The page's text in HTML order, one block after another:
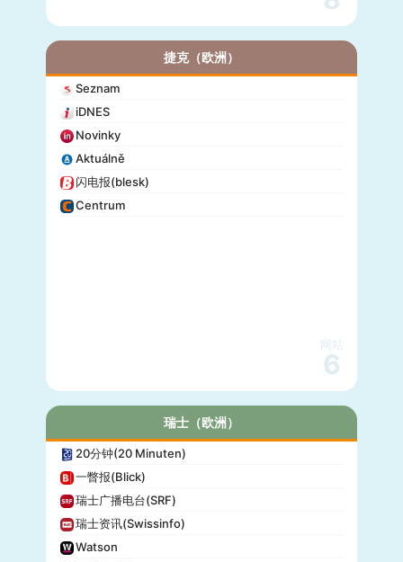
捷克（欧洲）
Seznam
iDNES
Novinky
Aktuálně
闪电报(blesk)
Centrum
网站
6
瑞士（欧洲）
20分钟(20 Minuten)
一瞥报(Blick)
瑞士广播电台(SRF)
瑞士资讯(Swissinfo)
Watson